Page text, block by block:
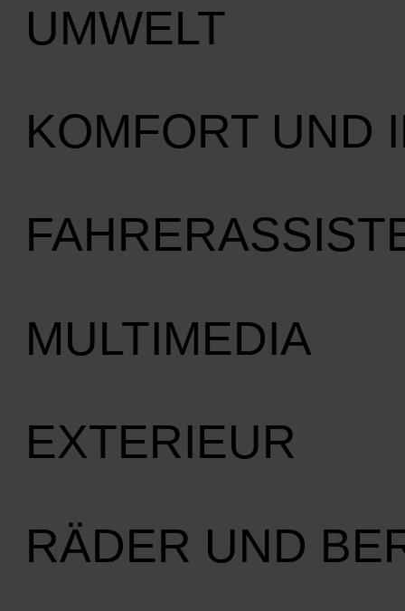
UMWELT
KOMFORT UND
MULTIMEDIA
EXTERIEUR
RÄDER UND